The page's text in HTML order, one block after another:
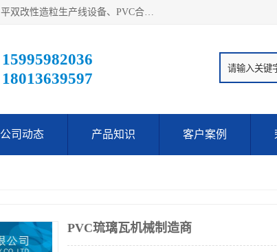
艾斯曼(张家港)技术工程设备有限公司主营业务：一次性可降解餐盒设备、PET片材机设备、平双改性造粒生产线设备、PVC合成树脂瓦设备、PP中空建筑模板设备、PVC管材设备等。成立至今，在国内我们的产品已经销售到全国所有省份，拥有多家客户，在国外产品出口到五十多个国家和地区。
15995982036
18013639597
公司动态 产品知识 客户案例
PVC琉璃瓦机械制造商